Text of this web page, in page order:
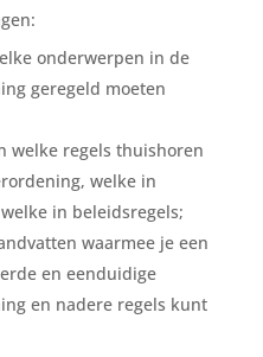
onderwerpen in de
geregeld moeten
welke regels thuishoren
welke in
in beleidsregels;
waarmee je een
en eenduidige
en nadere regels kunt